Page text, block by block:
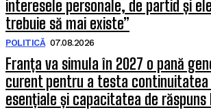
interesele personale, de partid și
trebuie să mai existe”
POLITICĂ 07.08.2026
Franța va simula în 2027 o pană
curent pentru a testa
esențiale și capacitatea de răspuns